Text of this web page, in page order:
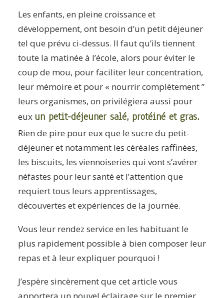
Les enfants, en pleine croissance et
développement, ont besoin d’un petit déjeuner
tel que prévu ci-dessus. Il faut qu’ils tiennent
toute la matinée à l’école, alors pour éviter le
coup de mou, pour faciliter leur concentration,
leur mémoire et pour « nourrir complètement ”
leurs organismes, on privilégiera aussi pour
eux un petit-déjeuner salé, protéiné et gras.
Rien de pire pour eux que le sucre du petit-
déjeuner et notamment les céréales raffinées,
les biscuits, les viennoiseries qui vont s’avérer
néfastes pour leur santé et l’attention que
requiert tous leurs apprentissages,
découvertes et expériences de la journée.
Vous leur rendez service en les habituant le
plus rapidement possible à bien composer leur
repas et à leur expliquer pourquoi !
J’espère sincèrement que cet article vous